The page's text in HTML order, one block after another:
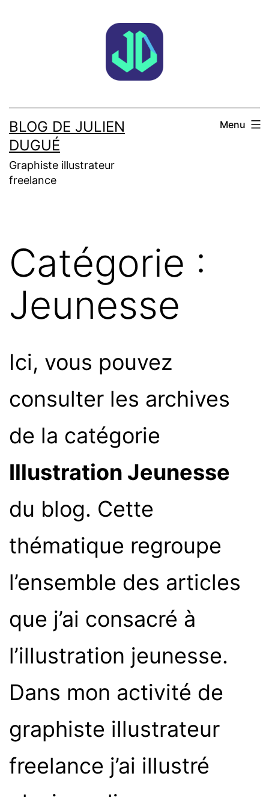
BLOG DE JULIEN
DUGUÉ
Graphiste illustrateur
freelance
Menu
Catégorie :
Jeunesse
Ici, vous pouvez
consulter les archives
de la catégorie
Illustration Jeunesse
du blog. Cette
thématique regroupe
l’ensemble des articles
que j’ai consacré à
l’illustration jeunesse.
Dans mon activité de
graphiste illustrateur
freelance j’ai illustré